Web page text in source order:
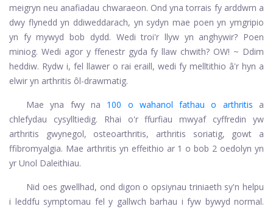
meigryn neu anafiadau chwaraeon. Ond yna torrais fy arddwrn a
dwy flynedd yn ddiweddarach, yn sydyn mae poen yn ymgripio
yn fy mywyd bob dydd. Wedi troi'r llyw yn anghywir? Poen
miniog. Wedi agor y ffenestr gyda fy llaw chwith? OW! ~ Ddim
heddiw. Rydw i, fel llawer o rai eraill, wedi fy melltithio â'r hyn a
elwir yn arthritis ôl-drawmatig.
Mae yna fwy na 100 o wahanol fathau o arthritis a
chlefydau cysylltiedig. Rhai o'r ffurfiau mwyaf cyffredin yw
arthritis gwynegol, osteoarthritis, arthritis soriatig, gowt a
ffibromyalgia. Mae arthritis yn effeithio ar 1 o bob 2 oedolyn yn
yr Unol Daleithiau.
Nid oes gwellhad, ond digon o opsiynau triniaeth sy'n helpu
i leddfu symptomau fel y gallwch barhau i fyw bywyd normal.